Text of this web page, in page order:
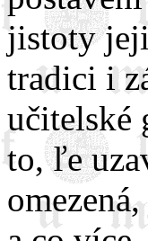
jistoty
tradici i
učitelské
to, ľe